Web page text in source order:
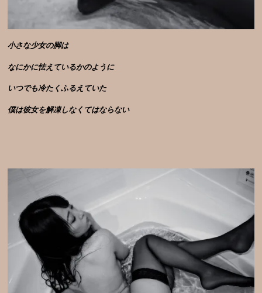
小さな少女の脚は
なにかに怯えているかのように
いつでも冷たくふるえていた
僕は彼女を解凍しなくてはならない